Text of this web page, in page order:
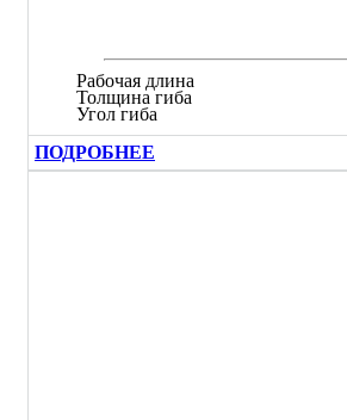
Рабочая длина
Толщина гиба
Угол гиба
ПОДРОБНЕЕ